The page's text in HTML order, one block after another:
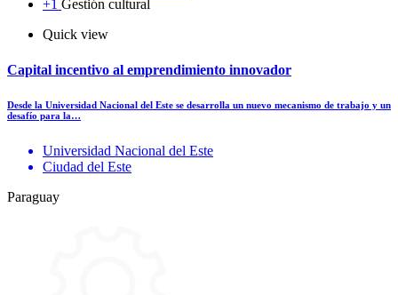
+1 Gestión cultural
Quick view
Capital incentivo al emprendimiento innovador
Desde la Universidad Nacional del Este se desarrolla un nuevo mecanismo de trabajo y un
desafío para la…
Universidad Nacional del Este
Ciudad del Este
Paraguay